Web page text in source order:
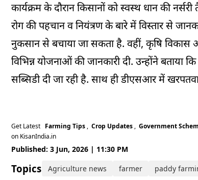
कार्यक्रम के दौरान किसानों को स्वस्थ धान की
रोग की पहचान व नियंत्रण के बारे में विस्तार से
नुकसान से बचाया जा सकता है. वहीं, कृषि विकास
विभिन्न योजनाओं की जानकारी दी. उन्होंने
सब्सिडी दी जा रही है. साथ ही डीएसआर में
Get Latest Farming Tips , Crop Updates , Government
on KisanIndia.in
Published: 3 Jun, 2026 | 11:30 PM
Topics: Agriculture news farmer paddy